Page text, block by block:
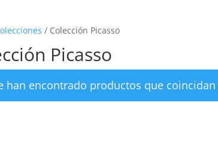
/ Colección Picasso
Picasso
han encontrado productos que